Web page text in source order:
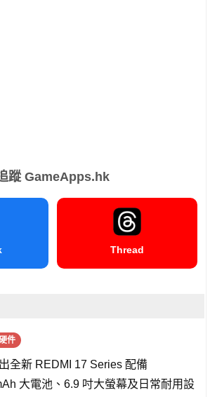
蹤 GameApps.hk
Thread
件
全新 REDMI 17 Series 配備
大電池、6.9 吋大螢幕及日常耐用設